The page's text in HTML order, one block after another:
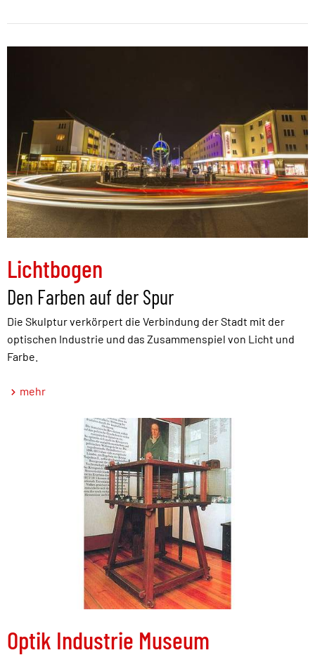
Lichtbogen
Den Farben auf der Spur
Die Skulptur verkörpert die Verbindung der Stadt mit der
optischen Industrie und das Zusammenspiel von Licht und
Farbe.
mehr
Optik Industrie Museum